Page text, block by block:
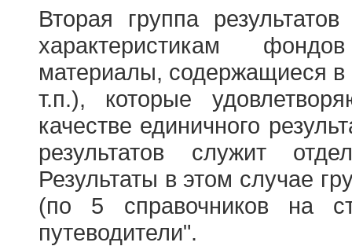
Вторая группа
характеристикам
материалы, содержащиеся в
т.п.), которые
качестве единичного
результатов служит
Результаты в этом случае
(по 5 справочников на
путеводители".